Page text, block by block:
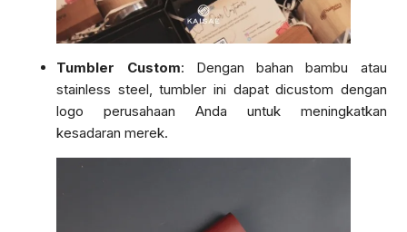
Tumbler Custom: Dengan bahan bambu atau
stainless steel, tumbler ini dapat dicustom dengan
logo perusahaan Anda untuk meningkatkan
kesadaran merek.